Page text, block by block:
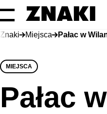
Znaki Miejsca Pałac w
MIEJSCA
Pałac